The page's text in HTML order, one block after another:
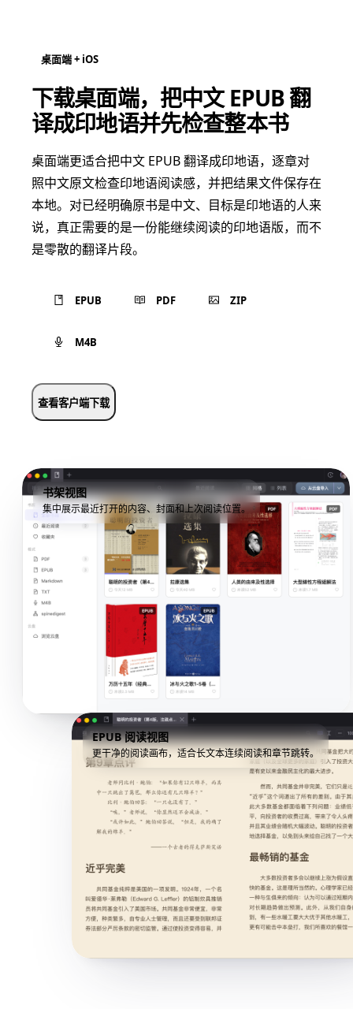
桌面端 + iOS
下载桌面端，把中文 EPUB 翻
译成印地语并先检查整本书
桌面端更适合把中文 EPUB 翻译成印地语，逐章对
照中文原文检查印地语阅读感，并把结果文件保存在
本地。对已经明确原书是中文、目标是印地语的人来
说，真正需要的是一份能继续阅读的印地语版，而不
是零散的翻译片段。
EPUB PDF ZIP
M4B
查看客户端下载
书架视图
集中展示最近打开的内容、封面和上次阅读位置。
EPUB 阅读视图
更干净的阅读画布，适合长文本连续阅读和章节跳转。